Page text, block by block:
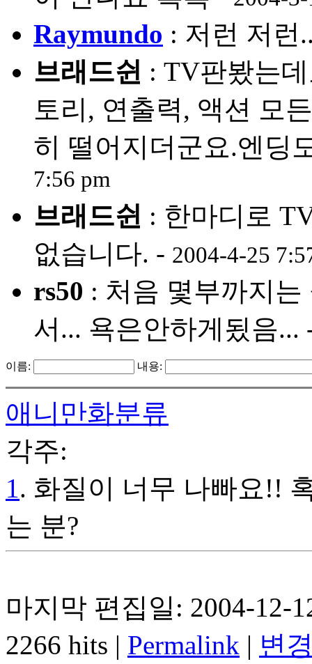
Raymundo : 저런 저런
브래드쉰 : TV판봤는
토리, 연출력, 액션 모
히 떨어지더군요.엔딩
7:56 pm
브래드쉰 : 한마디로
없습니다. - 2004-4-25
rs50 : 처음 몇부까지
서... 욕은안하게됬음...
이름: 내용:
애니만화분류
각주:
1. 화질이 너무 나빠요!!
는 분?
마지막 편집일: 2004-12-
2266 hits | Permalink | 변